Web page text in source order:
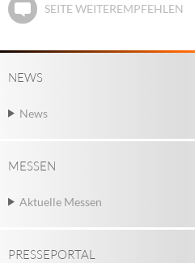
SEITE WEITEREMPFEHLEN
NEWS
News
MESSEN
Aktuelle Messen
PRESSEPORTAL